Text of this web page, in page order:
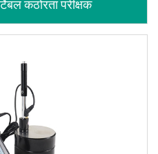
कठोरता परीक्षक